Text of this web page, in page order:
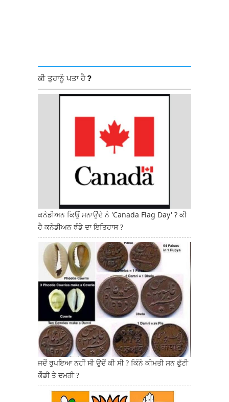
ਕੀ ਤੁਹਾਨੂੰ ਪਤਾ ਹੈ ?
ਕਨੇਡੀਅਨ ਕਿਉਂ ਮਨਾਉਂਦੇ ਨੇ 'Canada Flag Day' ? ਕੀ
ਹੈ ਕਨੇਡੀਅਨ ਝੰਡੇ ਦਾ ਇਤਿਹਾਸ ?
ਜਦੋਂ ਰੁਪਇਆ ਨਹੀਂ ਸੀ ਉਦੋਂ ਕੀ ਸੀ ? ਕਿੰਨੇ ਕੀਮਤੀ ਸਨ ਫੁੱਟੀ
ਕੌਡੀ ਤੇ ਦਮੜੀ ?